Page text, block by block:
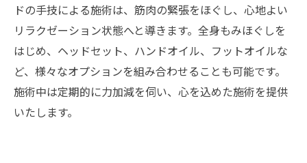
ドの手技による施術は、筋肉の緊張をほぐし、心地よい
リラクゼーション状態へと導きます。全身もみほぐしを
はじめ、ヘッドセット、ハンドオイル、フットオイルな
ど、様々なオプションを組み合わせることも可能です。
施術中は定期的に力加減を伺い、心を込めた施術を提供
いたします。